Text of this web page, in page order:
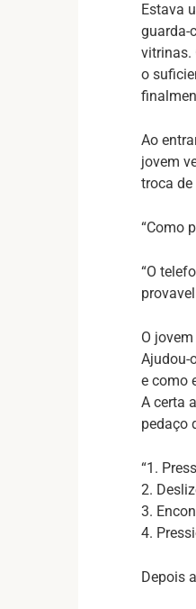
Estava
guarda-
vitrinas.
o
Ao
jovem
troca de
“Como
“O
O
Ajudou-
e como
A certa
pedaço
“1.
2.
3.
4.
Depois